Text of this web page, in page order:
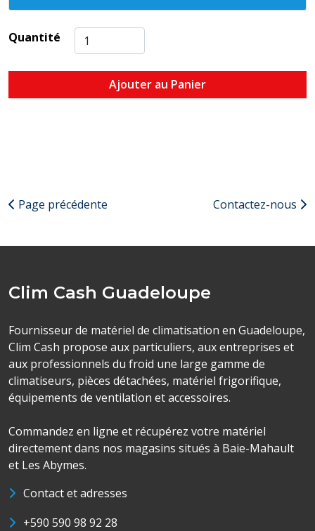
Quantité
Ajouter au Panier
Page précédente Contactez-nous
Clim Cash Guadeloupe
Fournisseur de matériel de climatisation en Guadeloupe,
Clim Cash propose aux particuliers, aux entreprises et
aux professionnels du froid une large gamme de
climatiseurs, pièces détachées, matériel frigorifique,
équipements de ventilation et accessoires.
Commandez en ligne et récupérez votre matériel
directement dans nos magasins situés à Baie-Mahault
et Les Abymes.
Contact et adresses
+590 590 98 92 28